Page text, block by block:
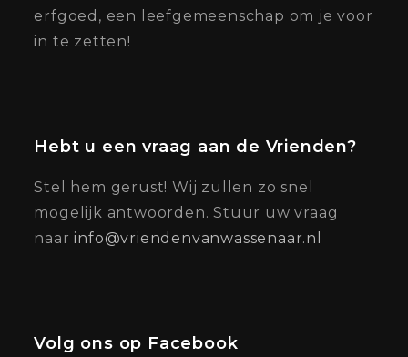
erfgoed, een leefgemeenschap om je voor
in te zetten!
Hebt u een vraag aan de Vrienden?
Stel hem gerust! Wij zullen zo snel
mogelijk antwoorden. Stuur uw vraag
naarinfo@vriendenvanwassenaar.nl
Volg ons op Facebook